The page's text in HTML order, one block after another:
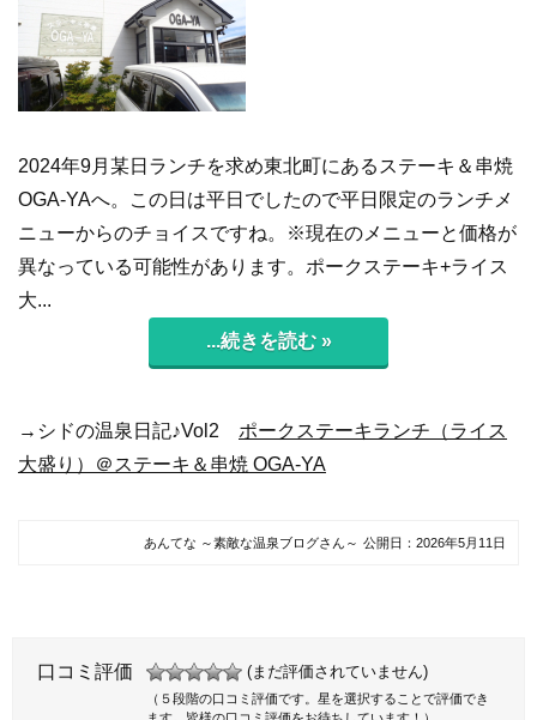
2024年9月某日ランチを求め東北町にあるステーキ＆串焼
OGA-YAへ。この日は平日でしたので平日限定のランチメ
ニューからのチョイスですね。※現在のメニューと価格が
異なっている可能性があります。ポークステーキ+ライス
大...
...続きを読む »
→シドの温泉日記♪Vol2 ポークステーキランチ（ライス
大盛り）＠ステーキ＆串焼 OGA-YA
あんてな ～素敵な温泉ブログさん～ 公開日： 2026年5月11日
口コミ評価 (まだ評価されていません)
（５段階の口コミ評価です。星を選択することで評価でき